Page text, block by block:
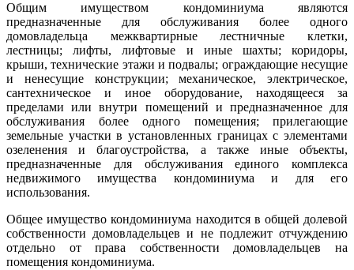
Общим имуществом кондоминиума являются
предназначенные для обслуживания более одного
домовладельца межквартирные лестничные клетки,
лестницы; лифты, лифтовые и иные шахты; коридоры,
крыши, технические этажи и подвалы; ограждающие несущие
и ненесущие конструкции; механическое, электрическое,
сантехническое и иное оборудование, находящееся за
пределами или внутри помещений и предназначенное для
обслуживания более одного помещения; прилегающие
земельные участки в установленных границах с элементами
озеленения и благоустройства, а также иные объекты,
предназначенные для обслуживания единого комплекса
недвижимого имущества кондоминиума и для его
использования.
Общее имущество кондоминиума находится в общей долевой
собственности домовладельцев и не подлежит отчуждению
отдельно от права собственности домовладельцев на
помещения кондоминиума.